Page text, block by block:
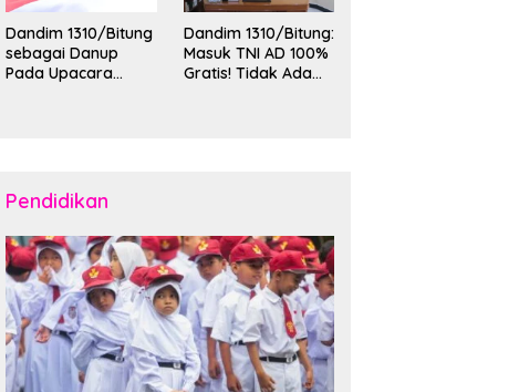
Dandim 1310/Bitung
sebagai Danup
Pada Upacara
Talaud dan Sangihe
Dandim 1310/Bitung:
Masuk TNI AD 100%
Gratis! Tidak Ada
Pendidikan